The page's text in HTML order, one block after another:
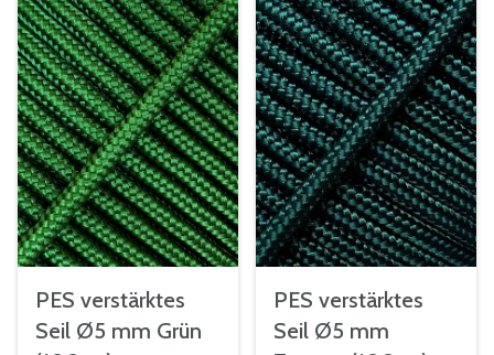
PES verstärktes
Seil Ø5 mm Grün
PES verstärktes
Seil Ø5 mm